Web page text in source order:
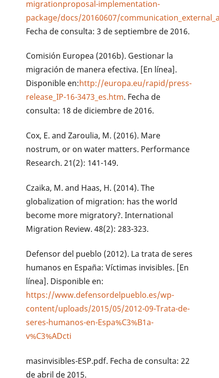
migrationproposal-implementation-
package/docs/20160607/
Fecha de consulta: 3 de septiembre de 2016.
Comisión Europea (2016b). Gestionar la
migración de manera efectiva. [En línea].
Disponible en:http://europa.eu/rapid/press-
release_IP-16-3473_es.htm. Fecha de
consulta: 18 de diciembre de 2016.
Cox, E. and Zaroulia, M. (2016). Mare
nostrum, or on water matters. Performance
Research. 21(2): 141-149.
Czaika, M. and Haas, H. (2014). The
globalization of migration: has the world
become more migratory?. International
Migration Review. 48(2): 283-323.
Defensor del pueblo (2012). La trata de seres
humanos en España: Víctimas invisibles. [En
línea]. Disponible en:
https://www.defensordelpueblo.es/wp-
content/uploads/2015/05/2012-09-Trata-de-
seres-humanos-en-Espa%C3%B1a-
v%C3%ADcti
masinvisibles-ESP.pdf. Fecha de consulta: 22
de abril de 2015.